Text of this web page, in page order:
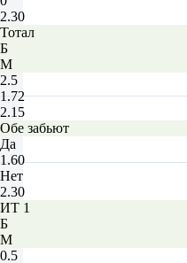
2.30
Тотал
Б
М
2.5
1.72
2.15
Обе забьют
Да
1.60
Нет
2.30
ИТ 1
Б
М
0.5